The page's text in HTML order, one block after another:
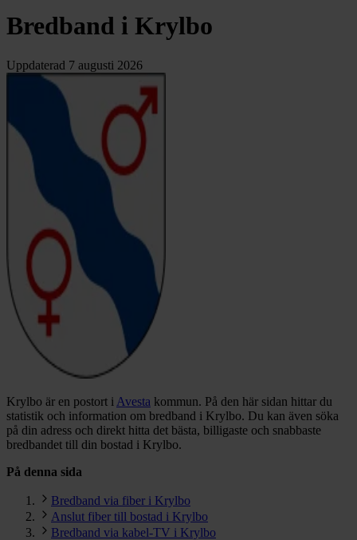
Bredband i Krylbo
Uppdaterad 7 augusti 2026
Krylbo är en postort i Avesta kommun. På den här sidan hittar du
statistik och information om bredband i Krylbo. Du kan även söka
på din adress och direkt hitta det bästa, billigaste och snabbaste
bredbandet till din bostad i Krylbo.
På denna sida
Bredband via fiber i Krylbo
Anslut fiber till bostad i Krylbo
Bredband via kabel-TV i Krylbo